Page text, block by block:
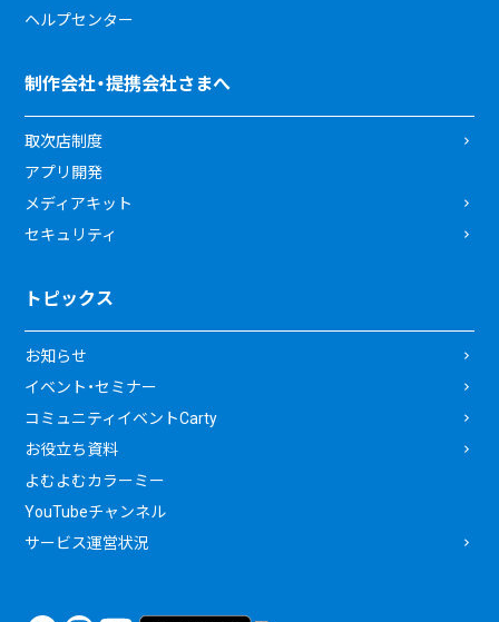
ヘルプセンター
制作会社・提携会社さまへ
取次店制度
アプリ開発
メディアキット
セキュリティ
トピックス
お知らせ
イベント・セミナー
コミュニティイベントCarty
お役立ち資料
よむよむカラーミー
YouTubeチャンネル
サービス運営状況